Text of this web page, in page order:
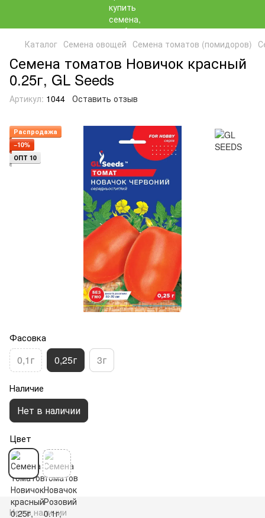
Каталог Семена овощей Семена томатов (помидоров)
Семена томатов Новичок красный
0.25г, GL Seeds
Артикул: 1044 Оставить отзыв
Распродажа
−10%
ОПТ 10
Фасовка
0,1г 0,25г 3г
Наличие
Нет в наличии
Цвет
Нет в наличии